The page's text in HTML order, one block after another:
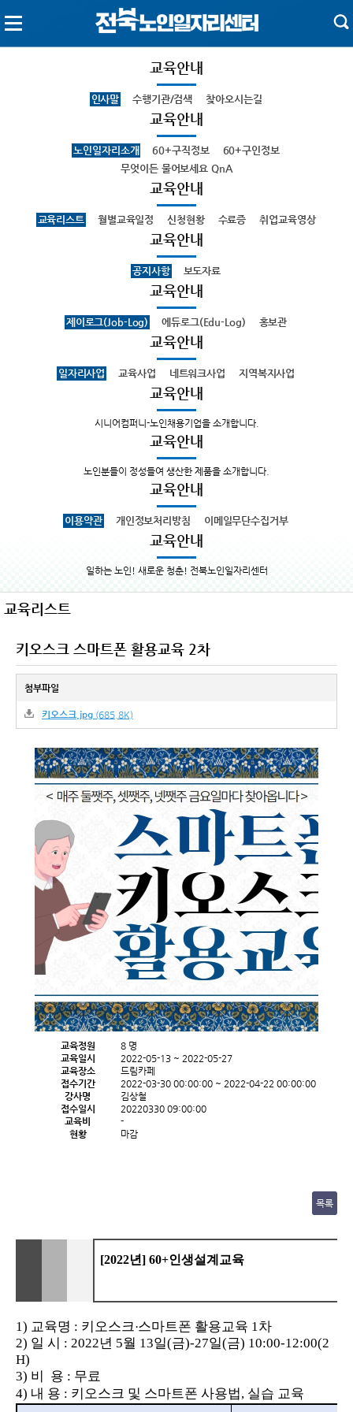
교육안내
인사말 수행기관/검색 찾아오시는길
교육안내
노인일자리소개 60+구직정보
60+구인정보
무엇이든 물어보세요 QnA
교육안내
교육리스트 월별교육일정 신청현황 수료증 취업교육영상
교육안내
공지사항 보도자료
교육안내
제이로그(Job-Log) 에듀로그(Edu-Log) 홍보관
교육안내
일자리사업 교육사업 네트워크사업 지역복지사업
교육안내
시니어컴퍼니-노인채용기업을 소개합니다.
교육안내
노인분들이 정성들여 생산한 제품을 소개합니다.
교육안내
이용약관 개인정보처리방침 이메일무단수집거부
교육안내
일하는 노인! 새로운 청춘! 전북노인일자리센터
교육리스트
키오스크 스마트폰 활용교육 2차
첨부파일
키오스크.jpg (685.8K)
교육정원
8 명
교육일시
2022-05-13 ~ 2022-05-27
교육장소
드림카페
접수기간
2022-03-30 00:00:00 ~ 2022-04-22 00:00:00
강사명
김상철
접수일시
20220330 09:00:00
교육비
-
현황
마감
목록
[2022년] 60+인생설계교육
1) 교육명 : 키오스크·스마트폰 활용교육 1차
2) 일 시 : 2022년 5월 13일(금)-27일(금) 10:00-12:00(2
H)
3) 비 용 : 무료
4) 내 용 : 키오스크 및 스마트폰 사용법, 실습 교육